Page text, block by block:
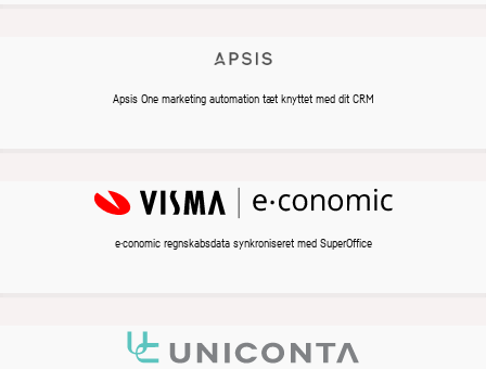
Apsis One marketing automation tæt knyttet med dit CRM
e·conomic regnskabsdata synkroniseret med SuperOffice